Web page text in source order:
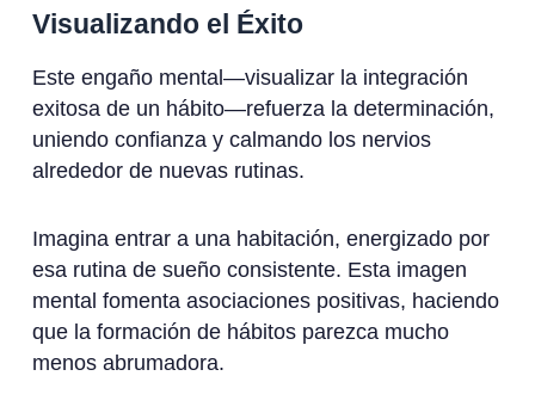
Visualizando el Éxito
Este engaño mental—visualizar la integración
exitosa de un hábito—refuerza la determinación,
uniendo confianza y calmando los nervios
alrededor de nuevas rutinas.
Imagina entrar a una habitación, energizado por
esa rutina de sueño consistente. Esta imagen
mental fomenta asociaciones positivas, haciendo
que la formación de hábitos parezca mucho
menos abrumadora.